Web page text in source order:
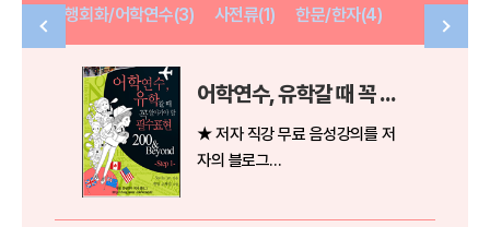
여행회화/어학연수(3)
사전류(1) 한문/한자(4)
어학연수, 유학갈 때 꼭 알아가야 할 필수표현 200&Beyond-Step 1
★ 저자 직강 무료 음성강의를 저
자의 블로그